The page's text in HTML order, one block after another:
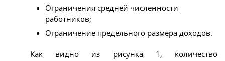
Ограничения средней численности
работников;
Ограничение предельного размера доходов.
Как видно из рисунка 1, количество